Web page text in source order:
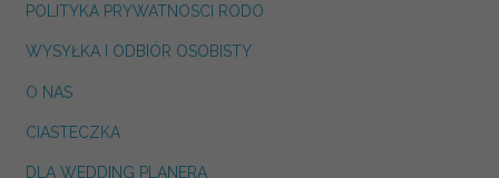
POLITYKA PRYWATNOSCI RODO
WYSYŁKA I ODBIÓR OSOBISTY
O NAS
CIASTECZKA
DLA WEDDING PLANERA